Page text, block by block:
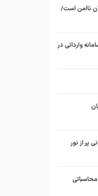
ناامن است/
وارداتی در
پر از نور